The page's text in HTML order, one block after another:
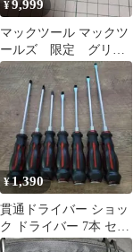
¥9,999
マックツール マックツ
ールズ 限定 グリッ
プ 2番
¥1,390
貫通ドライバー ショッ
ク ドライバー 7本 セッ
ト プラス マイナス マ